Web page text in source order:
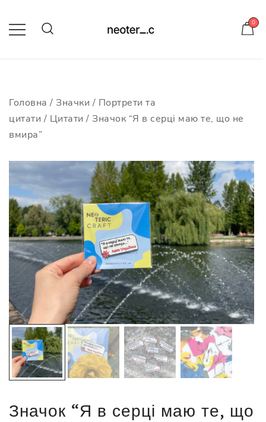
content
0
Головна / Значки / Портрети та
цитати / Цитати / Значок “Я в серці маю те, що не
вмира”
Значок “Я в серці маю те, що